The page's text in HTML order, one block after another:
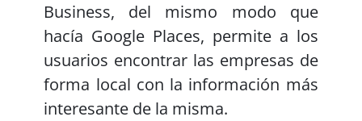
Business, del mismo modo que
hacía Google Places, permite a los
usuarios encontrar las empresas de
forma local con la información más
interesante de la misma.